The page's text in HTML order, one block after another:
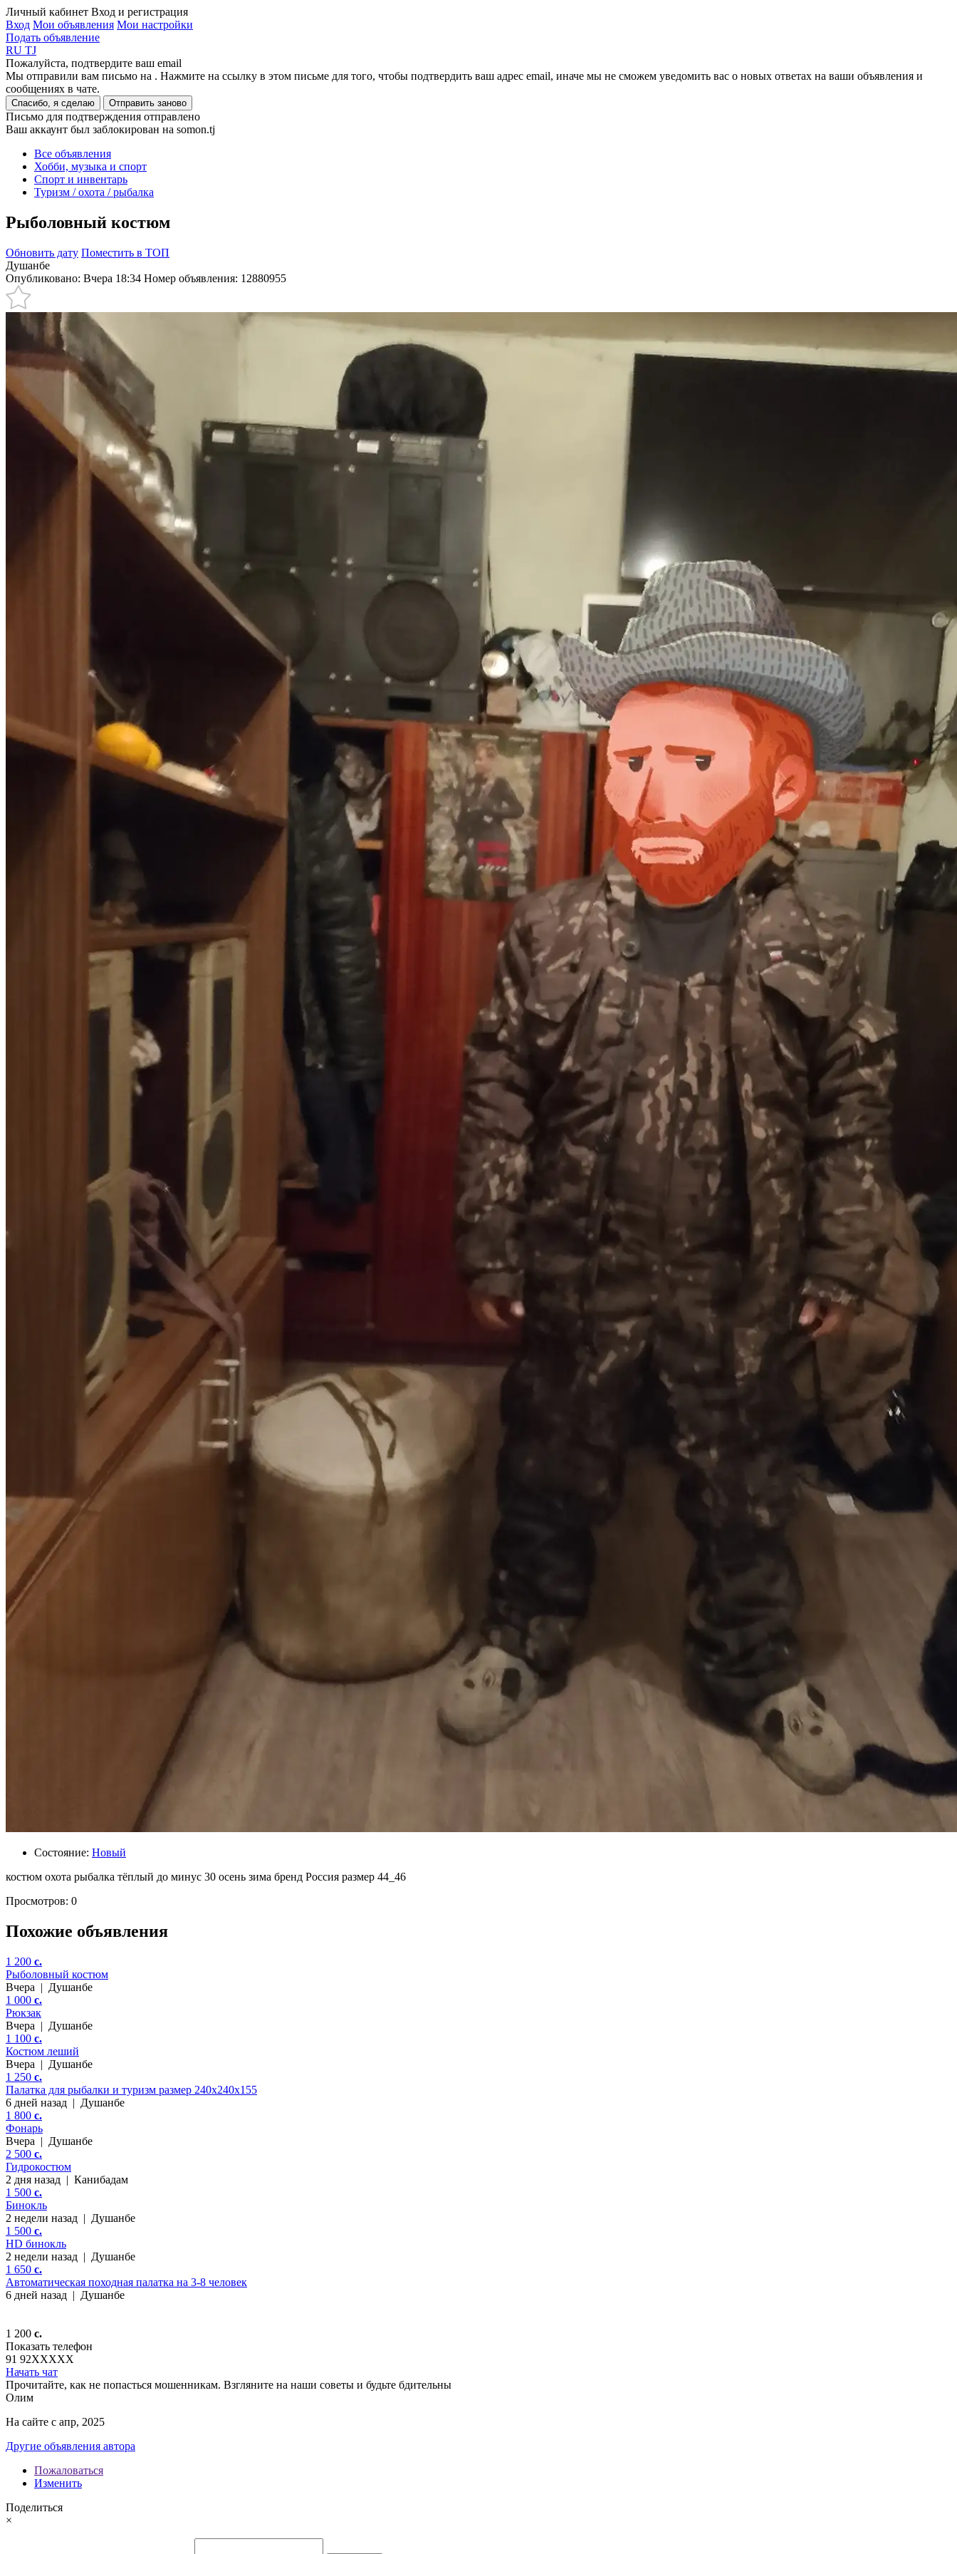
Личный кабинет Вход и регистрация
Вход Мои объявления Мои настройки
Подать объявление
RU TJ
Пожалуйста, подтвердите ваш email
Мы отправили вам письмо на . Нажмите на ссылку в этом письме для того, чтобы подтвердить ваш адрес email, иначе мы не сможем уведомить вас о новых ответах на ваши объявления и
сообщениях в чате.
Спасибо, я сделаю Отправить заново
Письмо для подтверждения отправлено
Ваш аккаунт был заблокирован на somon.tj
Все объявления
Хобби, музыка и спорт
Спорт и инвентарь
Туризм / охота / рыбалка
Рыболовный костюм
Обновить дату Поместить в ТОП
Душанбе
Опубликовано: Вчера 18:34 Номер объявления: 12880955
Состояние: Новый
костюм охота рыбалка тёплый до минус 30 осень зима бренд Россия размер 44_46
Просмотров: 0
Похожие объявления
1 200 c.
Рыболовный костюм
Вчера | Душанбе
1 000 c.
Рюкзак
Вчера | Душанбе
1 100 c.
Костюм леший
Вчера | Душанбе
1 250 c.
Палатка для рыбалки и туризм размер 240x240x155
6 дней назад | Душанбе
1 800 c.
Фонарь
Вчера | Душанбе
2 500 c.
Гидрокостюм
2 дня назад | Канибадам
1 500 c.
Бинокль
2 недели назад | Душанбе
1 500 c.
HD бинокль
2 недели назад | Душанбе
1 650 c.
Автоматическая походная палатка на 3-8 человек
6 дней назад | Душанбе
1 200 c.
Показать телефон
91 92XXXXX
Начать чат
Прочитайте, как не попасться мошенникам. Взгляните на наши советы и будьте бдительны
Олим
На сайте с апр, 2025
Другие объявления автора
Пожаловаться
Изменить
Поделиться
×